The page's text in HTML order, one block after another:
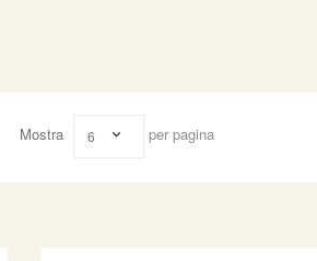
Mostra 6 per pagina